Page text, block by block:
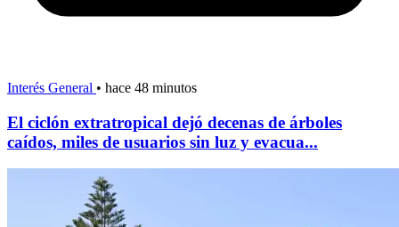
Interés General • hace 48 minutos
El ciclón extratropical dejó decenas de árboles
caídos, miles de usuarios sin luz y evacua...